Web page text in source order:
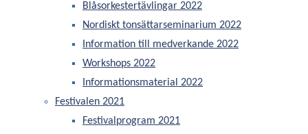
Blåsorkestertävlingar 2022
Nordiskt tonsättarseminarium 2022
Information till medverkande 2022
Workshops 2022
Informationsmaterial 2022
Festivalen 2021
Festivalprogram 2021
Tävlingarna genomförs i tre klasser :
Division 1 (SM-klass)Vinnare koras till
Svenska mästare.
Division 2
samt
Öppen klass.(I öppen klass ges endast
domarkommentarer med tips och råd för
förbättringar)
1) Allmänt